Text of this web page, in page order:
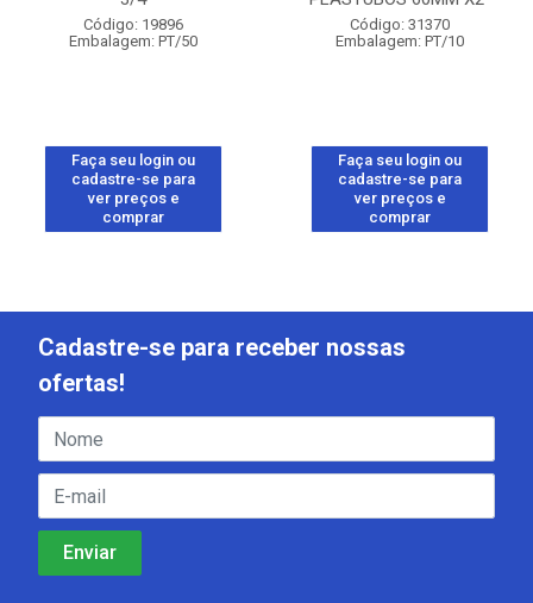
Código: 19896
Embalagem: PT/50
Faça seu login ou
cadastre-se para
ver preços e
comprar
Código: 31370
Embalagem: PT/10
Faça seu login ou
cadastre-se para
ver preços e
comprar
Cadastre-se para receber nossas
ofertas!